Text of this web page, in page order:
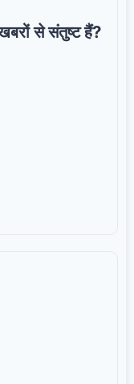
से संतुष्ट हैं?